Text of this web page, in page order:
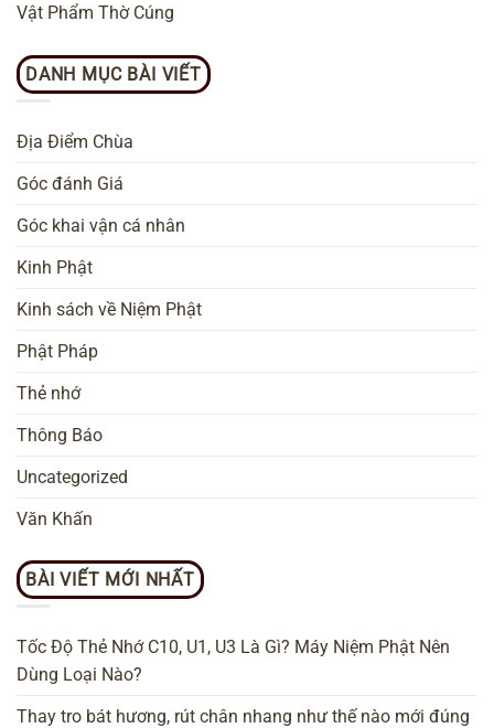
Vật Phẩm Thờ Cúng
DANH MỤC BÀI VIẾT
Địa Điểm Chùa
Góc đánh Giá
Góc khai vận cá nhân
Kinh Phật
Kinh sách về Niệm Phật
Phật Pháp
Thẻ nhớ
Thông Báo
Uncategorized
Văn Khấn
BÀI VIẾT MỚI NHẤT
Tốc Độ Thẻ Nhớ C10, U1, U3 Là Gì? Máy Niệm Phật Nên
Dùng Loại Nào?
Thay tro bát hương, rút chân nhang như thế nào mới đúng